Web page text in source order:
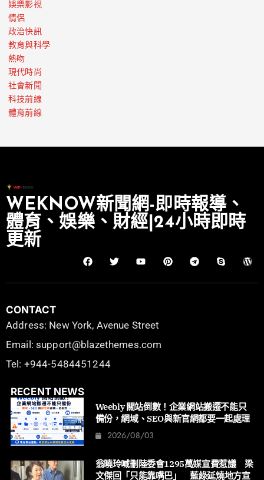
娛樂影視
情侶
政治快訊
教育與科學
熱吻
現代時尚
社會新聞
科技前線
體育前線
WEKNOW新聞網-即時報導、
體育、娛樂、財經|24小時即時
更新
CONTACT
Address: New York, Avenue Street
Email: support@blazethemes.com
Tel: +944-5484451244
RECENT NEWS
Weebly 關站倒數！企業網站搬遷不能只
備份，網域、SEO與新官網都要一起處理
2026/08/03
翁曉玲喊刪陸委會1295萬媒宣費惹議 梁
文傑回「只能靠嘴巴」 藍綠延燒地方宣